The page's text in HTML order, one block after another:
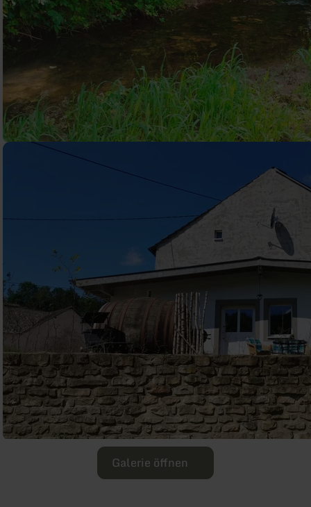
Galerie öffnen